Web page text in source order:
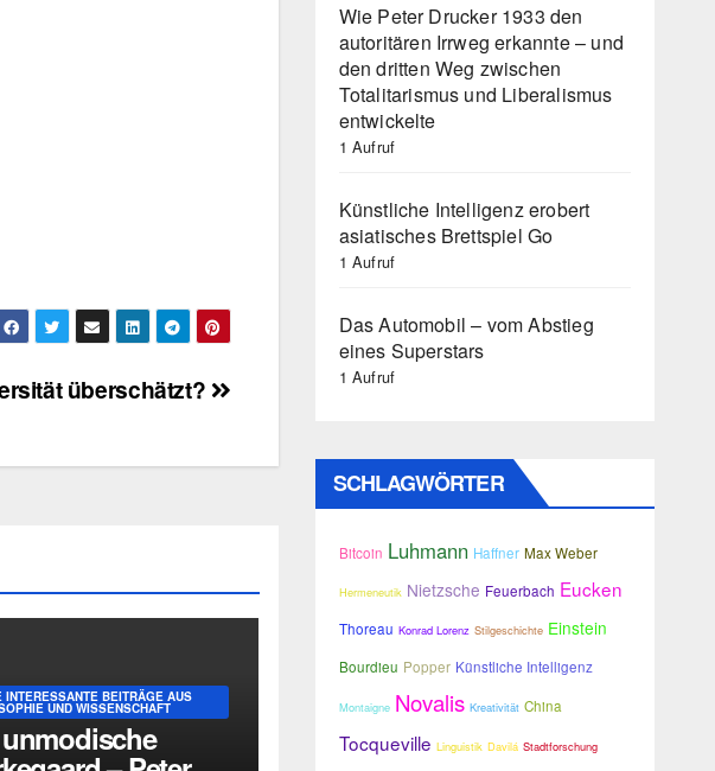
überschätzt?
INTERESSANTE BEITRÄGE AUS
UND WISSENSCHAFT
Wie Peter Drucker 1933 den
autoritären Irrweg erkannte – und
den dritten Weg zwischen
Totalitarismus und Liberalismus
entwickelte
1 Aufruf
Künstliche Intelligenz erobert
asiatisches Brettspiel Go
1 Aufruf
Das Automobil – vom Abstieg
eines Superstars
1 Aufruf
SCHLAGWÖRTER
Bitcoin Luhmann Haffner Max Weber
Hermeneutik Nietzsche Feuerbach Eucken
Thoreau Konrad Lorenz Stilgeschichte Einstein
Bourdieu Popper Künstliche Intelligenz
Montaigne Novalis Kreativität China
Tocqueville Linguistik Davilá Stadtforschung